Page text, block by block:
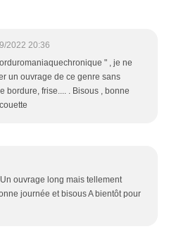
2022 20:36
" , je ne
un ouvrage de ce genre sans
bordure, frise.... . Bisous , bonne
ouvrage long mais tellement
journée et bisous A bientôt pour